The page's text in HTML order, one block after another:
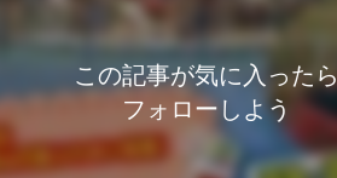
この記事が気に入ったら
フォローしよう